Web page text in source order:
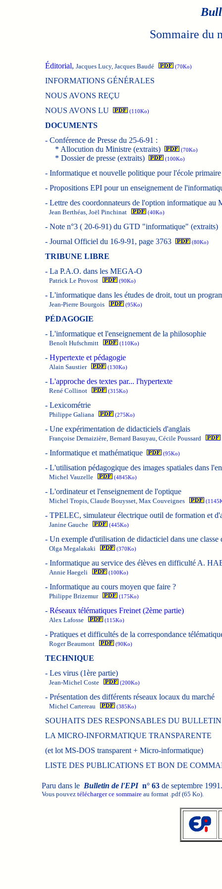
Sommaire du
Éditorial, Jacques Lucy, Jacques Baudé (70Ko)
INFORMATIONS GÉNÉRALES
NOUS AVONS REÇU
NOUS AVONS LU
(110Ko)
DOCUMENTS
- Conférence de Presse du 25-6-91 :
* Allocution du Ministre (extraits)
(70Ko)
* Dossier de presse (extraits) (100Ko)
- Informatique et nouvelle politique pour l'école
- Propositions EPI pour un enseignement de
- Lettre des coordonnateurs de l'option informatique au
Jean Berthéas, Joël Pinchinat (40Ko)
- Note n°3 ( 20-6-91) du GTD "informatique" (extraits)
- Journal Officiel du 16-9-91, page 3763 (80Ko)
TRIBUNE LIBRE
- La P.A.O. dans les MEGA-O
Patrick Le Provost (90Ko)
- L'informatique dans les études de droit, tout un
Jean-Pierre Bourgois (95Ko)
PÉDAGOGIE
- L'informatique et l'enseignement de la philosophie
Benoît Hufschmitt (110Ko)
- Hypertexte et pédagogie
Alain Saustier (130Ko)
- L'approche des textes par... l'hypertexte
René Collinot (315Ko)
- Lexicométrie
Philippe Galiana (275Ko)
- Une expérimentation de didacticiels d'anglais
Françoise Demaizière, Bernard Basuyau, Cécile Poussard
- Informatique et mathématique (95Ko)
- L'utilisation pédagogique des images spatiales dans
Michel Vauzelle (4845Ko)
- L'ordinateur et l'enseignement de l'optique
Michel Tropis, Claude Bouysset, Max Couveignes
- TPELEC, simulateur électrique outil de formation et
Janine Gauche (445Ko)
- Un exemple d'utilisation de didacticiel dans une classe
Olga Megalakaki (370Ko)
- Informatique au service des élèves en difficulté A.
Annie Haegeli (100Ko)
- Informatique au cours moyen que faire ?
Philippe Brizemur (175Ko)
- Réseaux télématiques Freinet (2ème partie)
Alex Lafosse (115Ko)
- Pratiques et difficultés de la correspondance
Roger Beaumont (90Ko)
TECHNIQUE
- Les virus (1ère partie)
Jean-Michel Coste (200Ko)
- Présentation des différents réseaux locaux du marché
Michel Cartereau (385Ko)
SOUHAITS DES RESPONSABLES DU
LA MICRO-INFORMATIQUE TRANSPARENTE
(et lot MS-DOS transparent + Micro-informatique)
LISTE DES PUBLICATIONS ET BON DE
Paru dans le Bulletin de l'EPI n° 63de septembre 1991.
Vous pouvez télécharger ce sommaireau format .pdf (65 Ko).